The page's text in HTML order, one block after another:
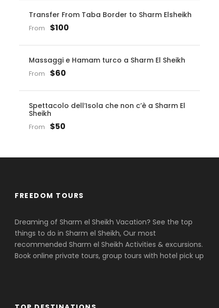
Transfer From Taba Border to Sharm Elsheikh
From $100
Massaggi e Hamam turco a Sharm El Sheikh
From $60
Spettacolo dell’Isola che non c’è a Sharm El
Sheikh
From $50
FREEDOM TOURS
Dreaming of Sharm el Sheikh Vacation? See the top
things to do in Sharm el Sheikh, Our most
recommended Sharm el Sheikh Activities & excursions.
Book online private tours, group tours with hotel pick up